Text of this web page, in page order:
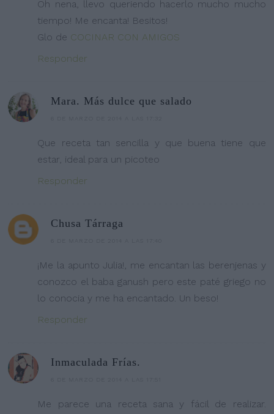
Oh nena, llevo queriendo hacerlo mucho mucho
tiempo! Me encanta! Besitos!
Glo de COCINAR CON AMIGOS
Responder
Mara. Más dulce que salado
Que receta tan sencilla y que buena tiene que
estar, ideal para un picoteo
Responder
Chusa Tárraga
¡Me la apunto Julia!, me encantan las berenjenas y
conozco el baba ganush pero este paté griego no
lo conocia y me ha encantado. Un beso!
Responder
Inmaculada Frías.
Me parece una receta sana y fácil de realizar.